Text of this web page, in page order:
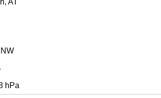
AT
hPa